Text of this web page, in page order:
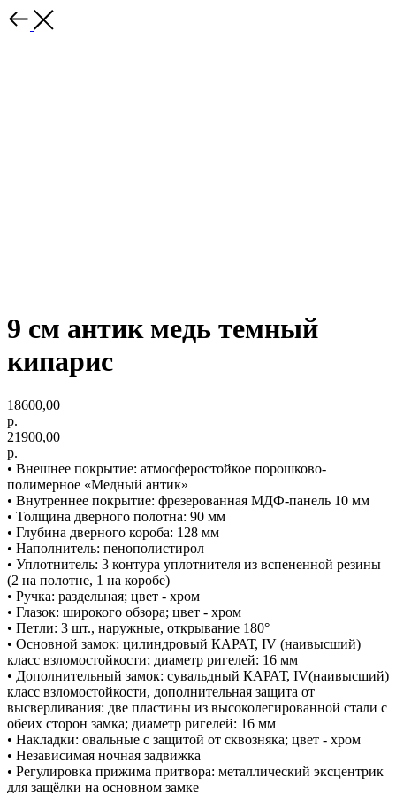
9 см антик медь темный
кипарис
18600,00
р.
21900,00
р.
• Внешнее покрытие: атмосферостойкое порошково-
полимерное «Медный антик»
• Внутреннее покрытие: фрезерованная МДФ-панель 10 мм
• Толщина дверного полотна: 90 мм
• Глубина дверного короба: 128 мм
• Наполнитель: пенополистирол
• Уплотнитель: 3 контура уплотнителя из вспененной резины
(2 на полотне, 1 на коробе)
• Ручка: раздельная; цвет - хром
• Глазок: широкого обзора; цвет - хром
• Петли: 3 шт., наружные, открывание 180°
• Основной замок: цилиндровый КАРАТ, IV (наивысший)
класс взломостойкости; диаметр ригелей: 16 мм
• Дополнительный замок: сувальдный КАРАТ, IV(наивысший)
класс взломостойкости, дополнительная защита от
высверливания: две пластины из высоколегированной стали с
обеих сторон замка; диаметр ригелей: 16 мм
• Накладки: овальные с защитой от сквозняка; цвет - хром
• Независимая ночная задвижка
• Регулировка прижима притвора: металлический эксцентрик
для защёлки на основном замке